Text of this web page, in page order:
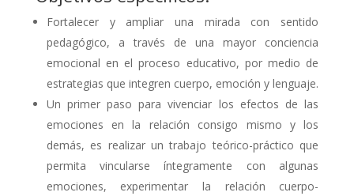
Fortalecer y ampliar una mirada con sentido
pedagógico, a través de una mayor conciencia
emocional en el proceso educativo, por medio de
estrategias que integren cuerpo, emoción y lenguaje.
Un primer paso para vivenciar los efectos de las
emociones en la relación consigo mismo y los
demás, es realizar un trabajo teórico-práctico que
permita vincularse íntegramente con algunas
emociones, experimentar la relación cuerpo-